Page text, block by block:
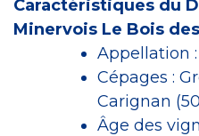
Caractéristiques du
Minervois Le Bois
Appellation
Cépages :
Carignan
Âge des